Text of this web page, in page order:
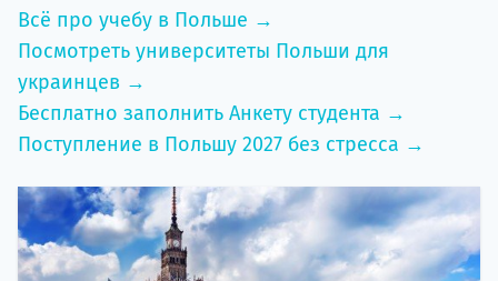
Всё про учебу в Польше →
Посмотреть университеты Польши для
украинцев →
Бесплатно заполнить Анкету студента →
Поступление в Польшу 2027 без стресса →